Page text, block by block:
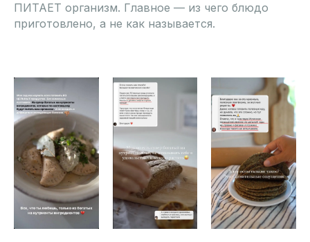
ПИТАЕТ организм. Главное — из чего блюдо
приготовлено, а не как называется.